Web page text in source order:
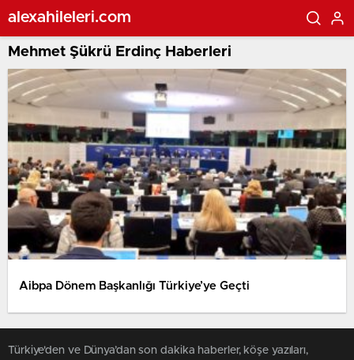
alexahileleri.com
Mehmet Şükrü Erdinç Haberleri
Aibpa Dönem Başkanlığı Türkiye’ye Geçti
Türkiye'den ve Dünya’dan son dakika haberler, köşe yazıları,